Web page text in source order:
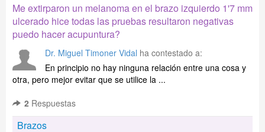
Me extirparon un melanoma en el brazo izquierdo 1'7 mm
ulcerado hice todas las pruebas resultaron negativas
puedo hacer acupuntura?
Dr. Miguel Timoner Vidal ha contestado a:
En principio no hay ninguna relación entre una cosa y
otra, pero mejor evitar que se utilice la ...
2 Respuestas
Brazos